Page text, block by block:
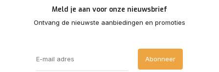
Meld je aan voor onze nieuwsbrief
Ontvang de nieuwste aanbiedingen en promoties
Abonneer